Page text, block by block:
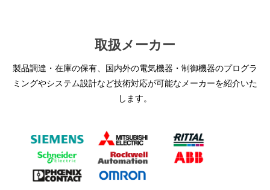
取扱メーカー
製品調達・在庫の保有、国内外の電気機器・制御機器のプログラ
ミングやシステム設計など技術対応が可能なメーカーを紹介いた
します。